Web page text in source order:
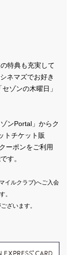
特典も充実して
ネマズでお好き
ゾンの木曜日」
ンPortal」からク
トチケット販
ーポンをご利用
す。
イルクラブ)へご入会
。
ざいます。